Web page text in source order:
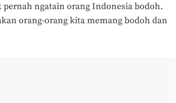
ngatain orang Indonesia bodoh.
orang-orang kita memang bodoh dan